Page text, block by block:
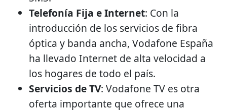
Telefonía Fija e Internet: Con la
introducción de los servicios de fibra
óptica y banda ancha, Vodafone España
ha llevado Internet de alta velocidad a
los hogares de todo el país.
Servicios de TV: Vodafone TV es otra
oferta importante que ofrece una